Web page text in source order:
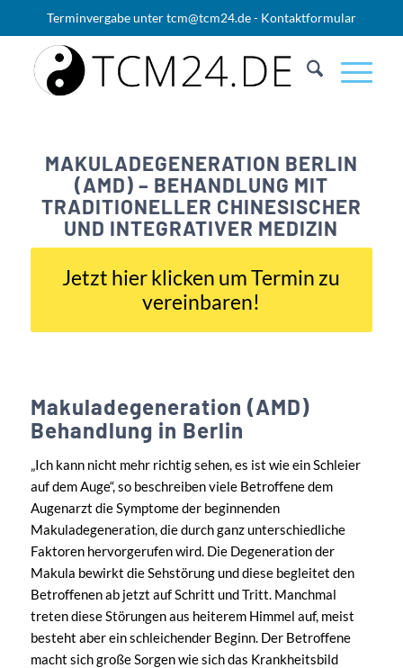
Terminvergabe untertcm@tcm24.de- Kontaktformular
MAKULADEGENERATION BERLIN
(AMD) – BEHANDLUNG MIT
TRADITIONELLER CHINESISCHER
UND INTEGRATIVER MEDIZIN
Jetzt hier klicken um Termin zu
vereinbaren!
Makuladegeneration (AMD)
Behandlung in Berlin
„Ich kann nicht mehr richtig sehen, es ist wie ein Schleier
auf dem Auge“, so beschreiben viele Betroffene dem
Augenarzt die Symptome der beginnenden
Makuladegeneration, die durch ganz unterschiedliche
Faktoren hervorgerufen wird. Die Degeneration der
Makula bewirkt die Sehstörung und diese begleitet den
Betroffenen ab jetzt auf Schritt und Tritt. Manchmal
treten diese Störungen aus heiterem Himmel auf, meist
besteht aber ein schleichender Beginn. Der Betroffene
macht sich große Sorgen wie sich das Krankheitsbild